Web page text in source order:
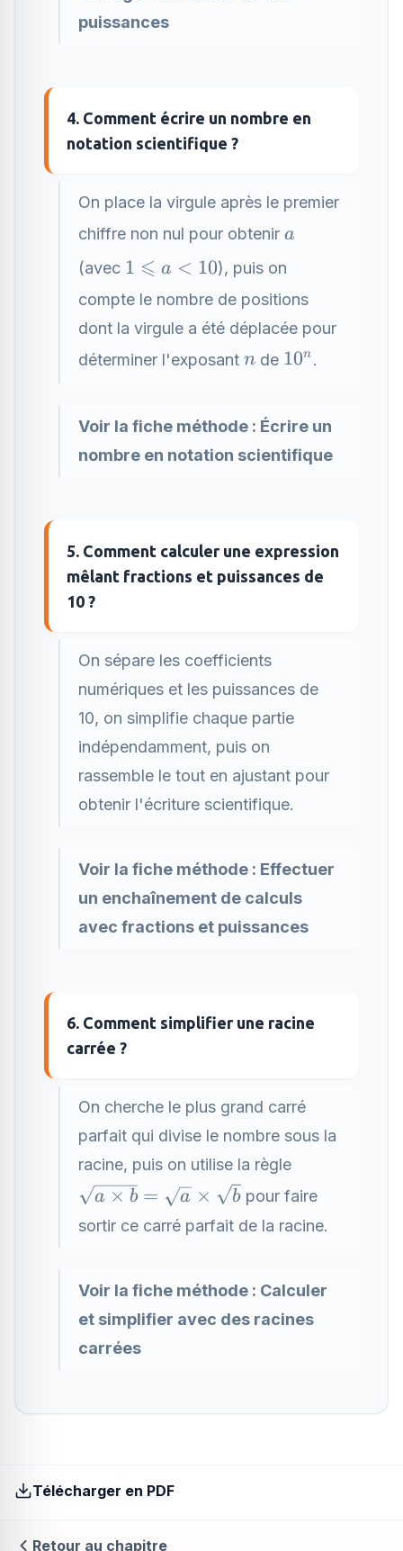
puissances
4. Comment écrire un nombre en
notation scientifique ?
On place la virgule après le premier
chiffre non nul pour obtenir a
a
(avec 1
\leqslant
a < 10
1 ⩽ a < 10), puis on
compte le nombre de positions
dont la virgule a été déplacée pour
déterminer l'exposant n
n de 10^n
10n .
Voir la fiche méthode : Écrire un
nombre en notation scientifique
5. Comment calculer une expression
mêlant fractions et puissances de
10 ?
On sépare les coefficients
numériques et les puissances de
10, on simplifie chaque partie
indépendamment, puis on
rassemble le tout en ajustant pour
obtenir l'écriture scientifique.
Voir la fiche méthode : Effectuer
un enchaînement de calculs
avec fractions et puissances
6. Comment simplifier une racine
carrée ?
On cherche le plus grand carré
parfait qui divise le nombre sous la
racine, puis on utilise la règle
\sqrt{a\times
b}=\sqrt{a}\times
a × b = a × bpour faire
sortir ce carré parfait de la racine.
Voir la fiche méthode : Calculer
et simplifier avec des racines
carrées
Télécharger en PDF
Retour au chapitre